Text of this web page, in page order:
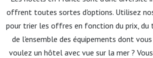
offrent toutes sortes d'options. Utilisez
pour trier les offres en fonction du prix, du
de l'ensemble des équipements dont vous
voulez un hôtel avec vue sur la mer ?